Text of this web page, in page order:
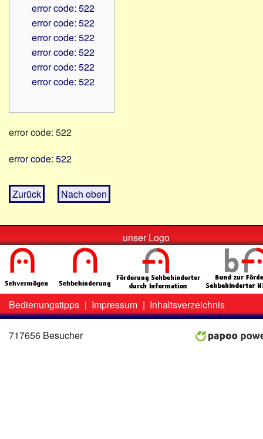
error code: 522
error code: 522
error code: 522
error code: 522
error code: 522
error code: 522
error code: 522
error code: 522
Zurück Nach oben
unser Logo
Zweit-
Menü
Bedienungstipps | Impressum | Inhaltsverzeichnis
717656 Besucher